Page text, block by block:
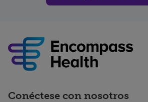
Conéctese con nosotros